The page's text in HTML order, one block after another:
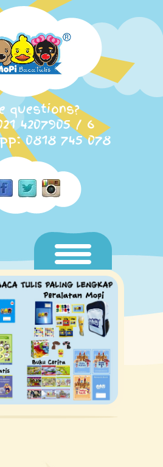
questions?
4207905 / 6
0818 745 078